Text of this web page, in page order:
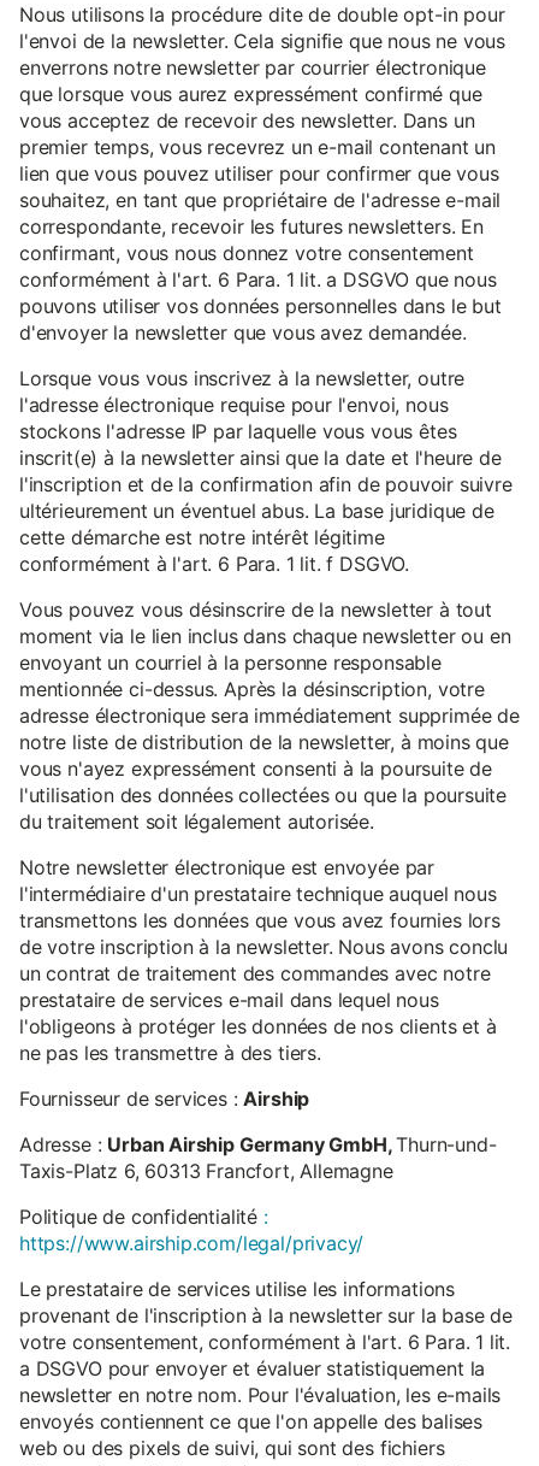
Nous utilisons la procédure dite de double opt-in pour
l'envoi de la newsletter. Cela signifie que nous ne vous
enverrons notre newsletter par courrier électronique
que lorsque vous aurez expressément confirmé que
vous acceptez de recevoir des newsletter. Dans un
premier temps, vous recevrez un e-mail contenant un
lien que vous pouvez utiliser pour confirmer que vous
souhaitez, en tant que propriétaire de l'adresse e-mail
correspondante, recevoir les futures newsletters. En
confirmant, vous nous donnez votre consentement
conformément à l'art. 6 Para. 1 lit. a DSGVO que nous
pouvons utiliser vos données personnelles dans le but
d'envoyer la newsletter que vous avez demandée.
Lorsque vous vous inscrivez à la newsletter, outre
l'adresse électronique requise pour l'envoi, nous
stockons l'adresse IP par laquelle vous vous êtes
inscrit(e) à la newsletter ainsi que la date et l'heure de
l'inscription et de la confirmation afin de pouvoir suivre
ultérieurement un éventuel abus. La base juridique de
cette démarche est notre intérêt légitime
conformément à l'art. 6 Para. 1 lit. f DSGVO.
Vous pouvez vous désinscrire de la newsletter à tout
moment via le lien inclus dans chaque newsletter ou en
envoyant un courriel à la personne responsable
mentionnée ci-dessus. Après la désinscription, votre
adresse électronique sera immédiatement supprimée de
notre liste de distribution de la newsletter, à moins que
vous n'ayez expressément consenti à la poursuite de
l'utilisation des données collectées ou que la poursuite
du traitement soit légalement autorisée.
Notre newsletter électronique est envoyée par
l'intermédiaire d'un prestataire technique auquel nous
transmettons les données que vous avez fournies lors
de votre inscription à la newsletter. Nous avons conclu
un contrat de traitement des commandes avec notre
prestataire de services e-mail dans lequel nous
l'obligeons à protéger les données de nos clients et à
ne pas les transmettre à des tiers.
Fournisseur de services :Airship
Adresse : Urban Airship Germany GmbH,Thurn-und-
Taxis-Platz 6, 60313 Francfort, Allemagne
Politique de confidentialité :
https://www.airship.com/legal/privacy/
Le prestataire de services utilise les informations
provenant de l'inscription à la newsletter sur la base de
votre consentement, conformément à l'art. 6 Para. 1 lit.
a DSGVO pour envoyer et évaluer statistiquement la
newsletter en notre nom. Pour l'évaluation, les e-mails
envoyés contiennent ce que l'on appelle des balises
web ou des pixels de suivi, qui sont des fichiers